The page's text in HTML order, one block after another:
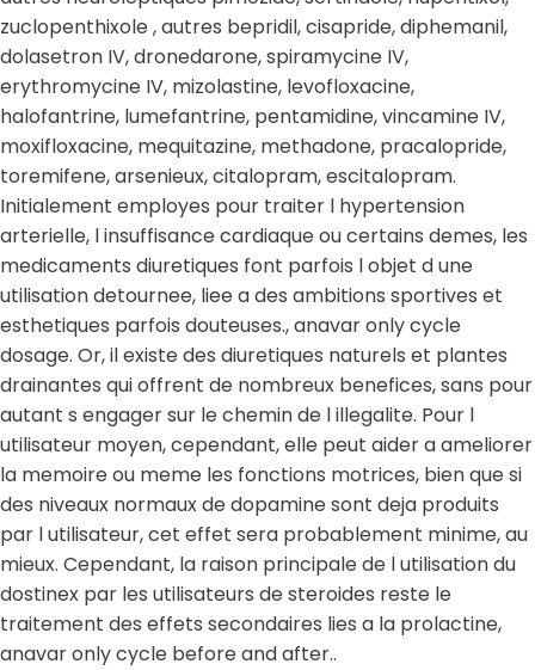
zuclopenthixole , autres bepridil, cisapride, diphemanil,
dolasetron IV, dronedarone, spiramycine IV,
erythromycine IV, mizolastine, levofloxacine,
halofantrine, lumefantrine, pentamidine, vincamine IV,
moxifloxacine, mequitazine, methadone, pracalopride,
toremifene, arsenieux, citalopram, escitalopram.
Initialement employes pour traiter l hypertension
arterielle, l insuffisance cardiaque ou certains demes, les
medicaments diuretiques font parfois l objet d une
utilisation detournee, liee a des ambitions sportives et
esthetiques parfois douteuses., anavar only cycle
dosage. Or, il existe des diuretiques naturels et plantes
drainantes qui offrent de nombreux benefices, sans pour
autant s engager sur le chemin de l illegalite. Pour l
utilisateur moyen, cependant, elle peut aider a ameliorer
la memoire ou meme les fonctions motrices, bien que si
des niveaux normaux de dopamine sont deja produits
par l utilisateur, cet effet sera probablement minime, au
mieux. Cependant, la raison principale de l utilisation du
dostinex par les utilisateurs de steroides reste le
traitement des effets secondaires lies a la prolactine,
anavar only cycle before and after..